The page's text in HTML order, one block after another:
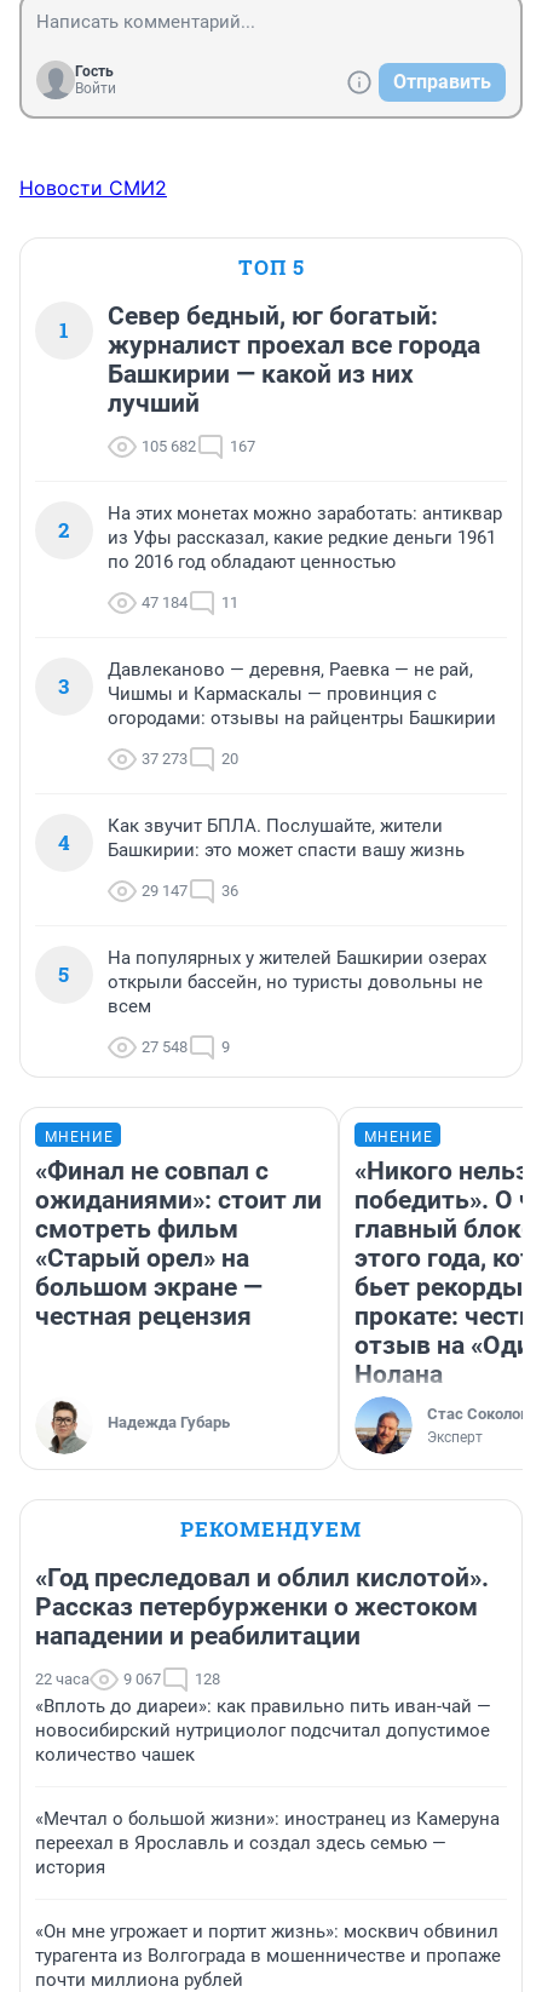
Гость
Войти
Отправить
Новости СМИ2
ТОП 5
1
Север бедный, юг богатый:
журналист проехал все города
Башкирии — какой из них
лучший
105 682 167
2
На этих монетах можно заработать: антиквар
из Уфы рассказал, какие редкие деньги 1961
по 2016 год обладают ценностью
47 184 11
3
Давлеканово — деревня, Раевка — не рай,
Чишмы и Кармаскалы — провинция с
огородами: отзывы на райцентры Башкирии
37 273 20
4
Как звучит БПЛА. Послушайте, жители
Башкирии: это может спасти вашу жизнь
29 147 36
5
На популярных у жителей Башкирии озерах
открыли бассейн, но туристы довольны не
всем
27 548 9
МНЕНИЕ
«Финал не совпал с
ожиданиями»: стоит ли
смотреть фильм
«Старый орел» на
большом экране —
честная рецензия
Надежда Губарь
МНЕНИЕ
«Никого нельзя
победить». О
главный
этого года,
бьет рекорды в
прокате:
отзыв на
Нолана
Стас Соколов
Эксперт
РЕКОМЕНДУЕМ
«Год преследовал и облил кислотой».
Рассказ петербурженки о жестоком
нападении и реабилитации
22 часа 9 067 128
«Вплоть до диареи»: как правильно пить иван-чай —
новосибирский нутрициолог подсчитал допустимое
количество чашек
«Мечтал о большой жизни»: иностранец из Камеруна
переехал в Ярославль и создал здесь семью —
история
«Он мне угрожает и портит жизнь»: москвич обвинил
турагента из Волгограда в мошенничестве и пропаже
почти миллиона рублей